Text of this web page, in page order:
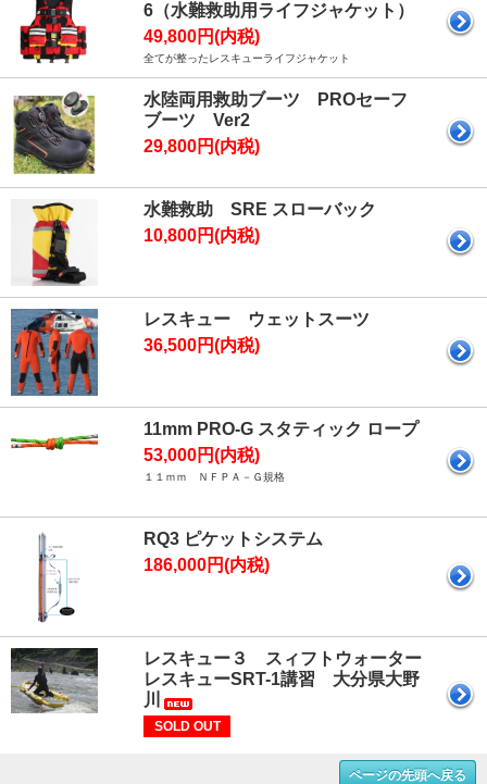
6（水難救助用ライフジャケット）
49,800円(内税)
全てが整ったレスキューライフジャケット
水陸両用救助ブーツ PROセーフ
ブーツ Ver2
29,800円(内税)
水難救助 SRE スローバック
10,800円(内税)
レスキュー ウェットスーツ
36,500円(内税)
11mm PRO-G スタティック ロープ
53,000円(内税)
１１ｍｍ ＮＦＰＡ－Ｇ規格
RQ3 ピケットシステム
186,000円(内税)
レスキュー３ スィフトウォーター
レスキューSRT-1講習 大分県大野
川
SOLD OUT
ページの先頭へ戻る